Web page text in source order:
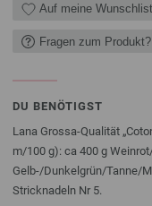
Auf meine
Fragen zum Produkt?
DU BENÖTIGST
Lana Grossa-Qualität
m/100 g): ca 400 g
Gelb-/Dunkelgrün/Tanne/
Stricknadeln Nr 5.